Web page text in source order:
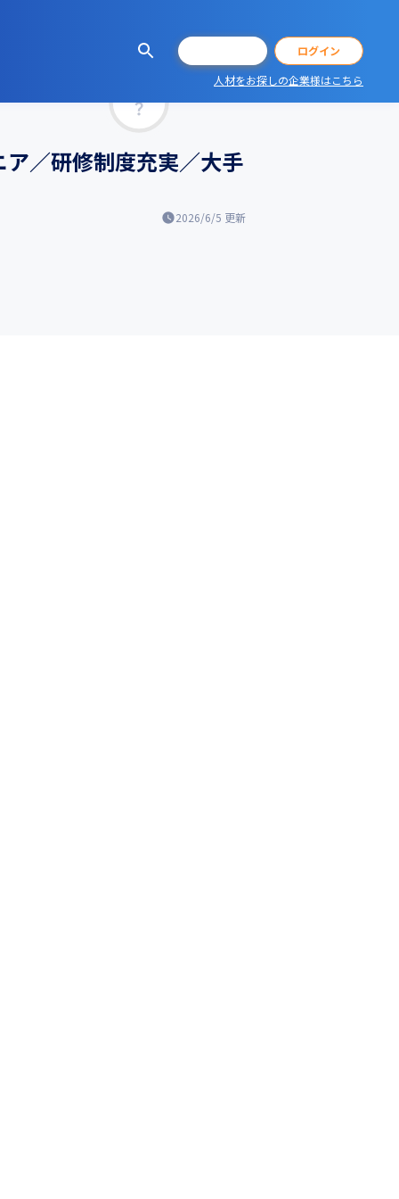
ログイン
人材をお探しの企業様はこちら
ア／研修制度充実／大手
2026/6/5 更新